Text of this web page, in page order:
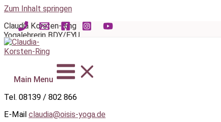
Zum Inhalt springen
Main Menu
Claudia Korsten-Ring
Yogalehrerin BDY/EYU
Ois is Yoga – Yoga der Energie
85256 Vierkirchen
Tel. 08139 / 802 866
E-Mail claudia@oisis-yoga.de